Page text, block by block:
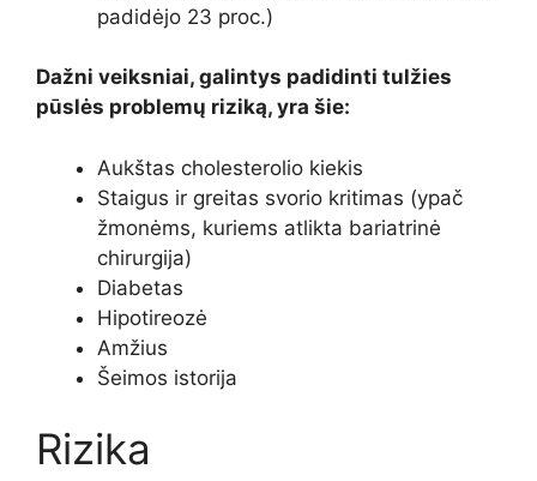
padidėjo 23 proc.)
Dažni veiksniai, galintys padidinti tulžies
pūslės problemų riziką, yra šie:
Aukštas cholesterolio kiekis
Staigus ir greitas svorio kritimas (ypač
žmonėms, kuriems atlikta bariatrinė
chirurgija)
Diabetas
Hipotireozė
Amžius
Šeimos istorija
Rizika